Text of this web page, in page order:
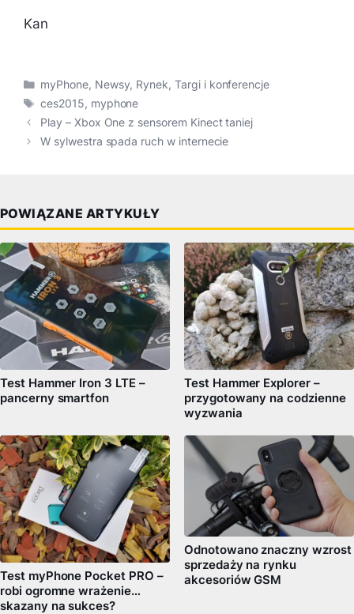
Kan
Kategorie
myPhone, Newsy, Rynek,Targi i konferencje
Tagi
ces2015, myphone
Play – Xbox One z sensorem Kinect taniej
W sylwestra spada ruch w internecie
POWIĄZANE ARTYKUŁY
Test Hammer Iron 3 LTE –
pancerny smartfon
Test Hammer Explorer –
przygotowany na codzienne
wyzwania
Test myPhone Pocket PRO –
robi ogromne wrażenie…
skazany na sukces?
Odnotowano znaczny wzrost
sprzedaży na rynku
akcesoriów GSM